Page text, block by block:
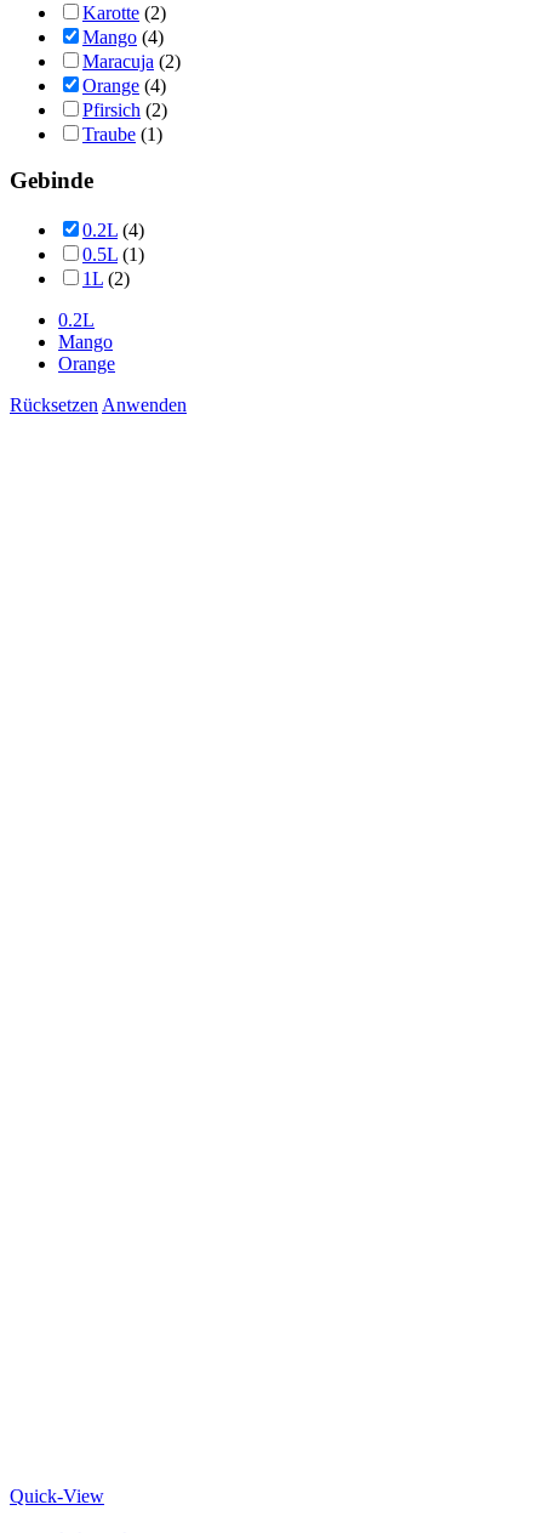
Karotte (2)
Mango (4)
Maracuja (2)
Orange (4)
Pfirsich (2)
Traube (1)
Gebinde
0.2L (4)
0.5L (1)
1L (2)
0.2L
Mango
Orange
Rücksetzen Anwenden
Quick-View